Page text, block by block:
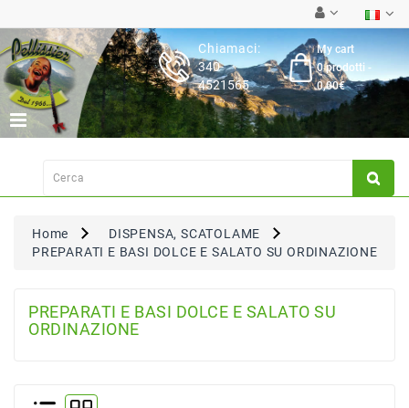
Chiamaci:
340-
4521565
My cart
0 prodotti -
0,00€
Latticini
Salumi
Fresca
Su
Frutta
Pasta
Dispensa,
Home
DISPENSA, SCATOLAME
PREPARATI E BASI DOLCE E SALATO SU ORDINAZIONE
PREPARATI E BASI DOLCE E SALATO SU
ORDINAZIONE